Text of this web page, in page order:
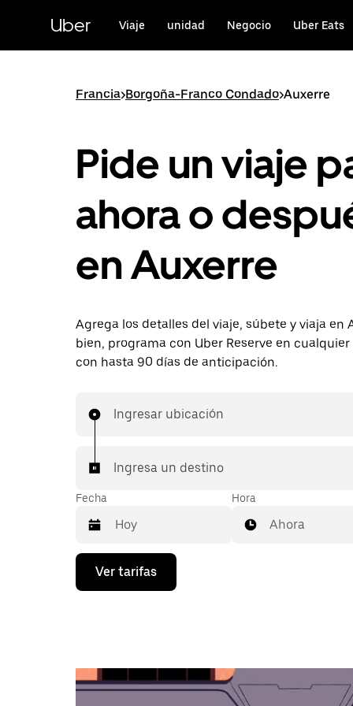
contenido
principal
Uber Viaje unidad Negocio Uber Eats
Francia>Borgoña-Franco Condado>Auxerre
Pide un viaje
ahora o
en Auxerre
Agrega los detalles del viaje, súbete y viaja en
bien, programa con Uber Reserve en
con hasta 90 días de anticipación.
Ingresar ubicación
Ingresa un destino
Fecha
Presiona
flecha
el
calendario
Hora
Ahora
Ver tarifas